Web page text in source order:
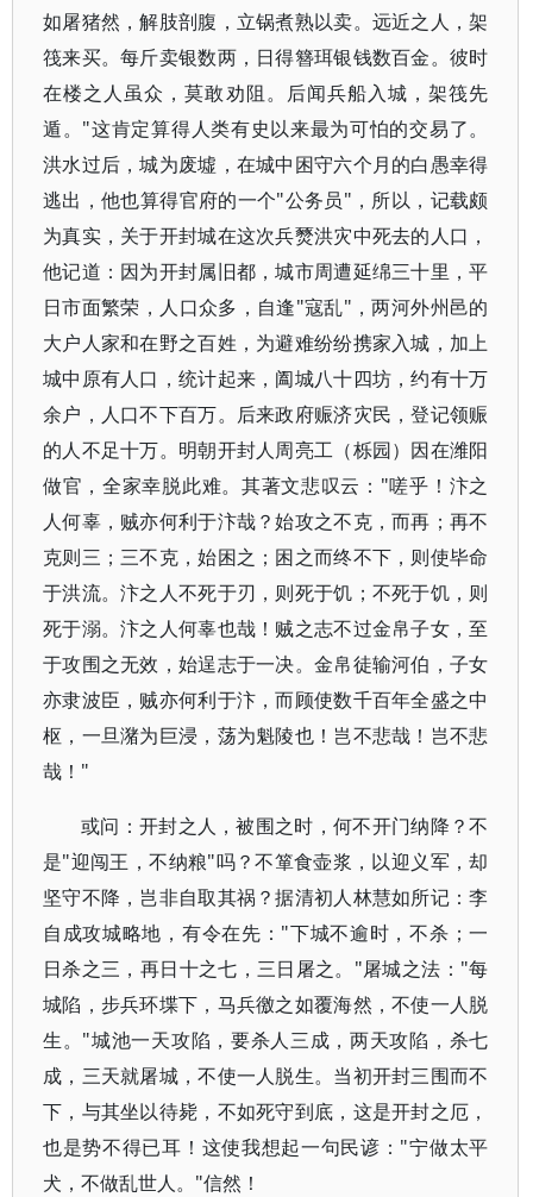
如屠猪然，解肢剖腹，立锅煮熟以卖。远近之人，架
筏来买。每斤卖银数两，日得簪珥银钱数百金。彼时
在楼之人虽众，莫敢劝阻。后闻兵船入城，架筏先
遁。"这肯定算得人类有史以来最为可怕的交易了。
洪水过后，城为废墟，在城中困守六个月的白愚幸得
逃出，他也算得官府的一个"公务员"，所以，记载颇
为真实，关于开封城在这次兵燹洪灾中死去的人口，
他记道：因为开封属旧都，城市周遭延绵三十里，平
日市面繁荣，人口众多，自逢"寇乱"，两河外州邑的
大户人家和在野之百姓，为避难纷纷携家入城，加上
城中原有人口，统计起来，阖城八十四坊，约有十万
余户，人口不下百万。后来政府赈济灾民，登记领赈
的人不足十万。明朝开封人周亮工（栎园）因在潍阳
做官，全家幸脱此难。其著文悲叹云："嗟乎！汴之
人何辜，贼亦何利于汴哉？始攻之不克，而再；再不
克则三；三不克，始困之；困之而终不下，则使毕命
于洪流。汴之人不死于刃，则死于饥；不死于饥，则
死于溺。汴之人何辜也哉！贼之志不过金帛子女，至
于攻围之无效，始逞志于一决。金帛徒输河伯，子女
亦隶波臣，贼亦何利于汴，而顾使数千百年全盛之中
枢，一旦潴为巨浸，荡为魁陵也！岂不悲哉！岂不悲
哉！"
或问：开封之人，被围之时，何不开门纳降？不
是"迎闯王，不纳粮"吗？不箪食壶浆，以迎义军，却
坚守不降，岂非自取其祸？据清初人林慧如所记：李
自成攻城略地，有令在先："下城不逾时，不杀；一
日杀之三，再日十之七，三日屠之。"屠城之法："每
城陷，步兵环堞下，马兵徼之如覆海然，不使一人脱
生。"城池一天攻陷，要杀人三成，两天攻陷，杀七
成，三天就屠城，不使一人脱生。当初开封三围而不
下，与其坐以待毙，不如死守到底，这是开封之厄，
也是势不得已耳！这使我想起一句民谚："宁做太平
犬，不做乱世人。"信然！